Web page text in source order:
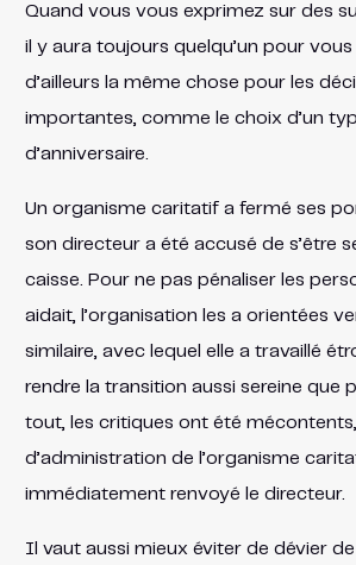
Quand vous vous exprimez sur des
il y aura toujours quelqu’un pour vous
d’ailleurs la même chose pour les
importantes, comme le choix d’un
d’anniversaire.
Un organisme caritatif a fermé ses
son directeur a été accusé de s’être
caisse. Pour ne pas pénaliser les
aidait, l’organisation les a orientées
similaire, avec lequel elle a travaillé
rendre la transition aussi sereine que
tout, les critiques ont été mécontents,
d’administration de l’organisme
immédiatement renvoyé le directeur.
Il vaut aussi mieux éviter de dévier